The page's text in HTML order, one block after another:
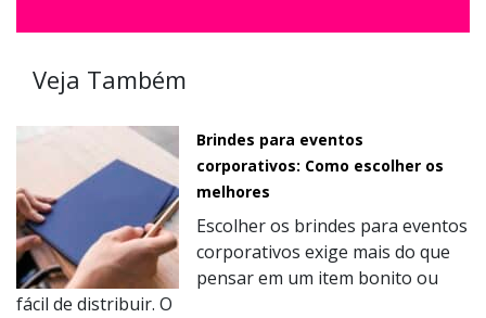
Veja Também
Brindes para eventos
corporativos: Como escolher os
melhores
Escolher os brindes para eventos
corporativos exige mais do que
pensar em um item bonito ou
fácil de distribuir. O